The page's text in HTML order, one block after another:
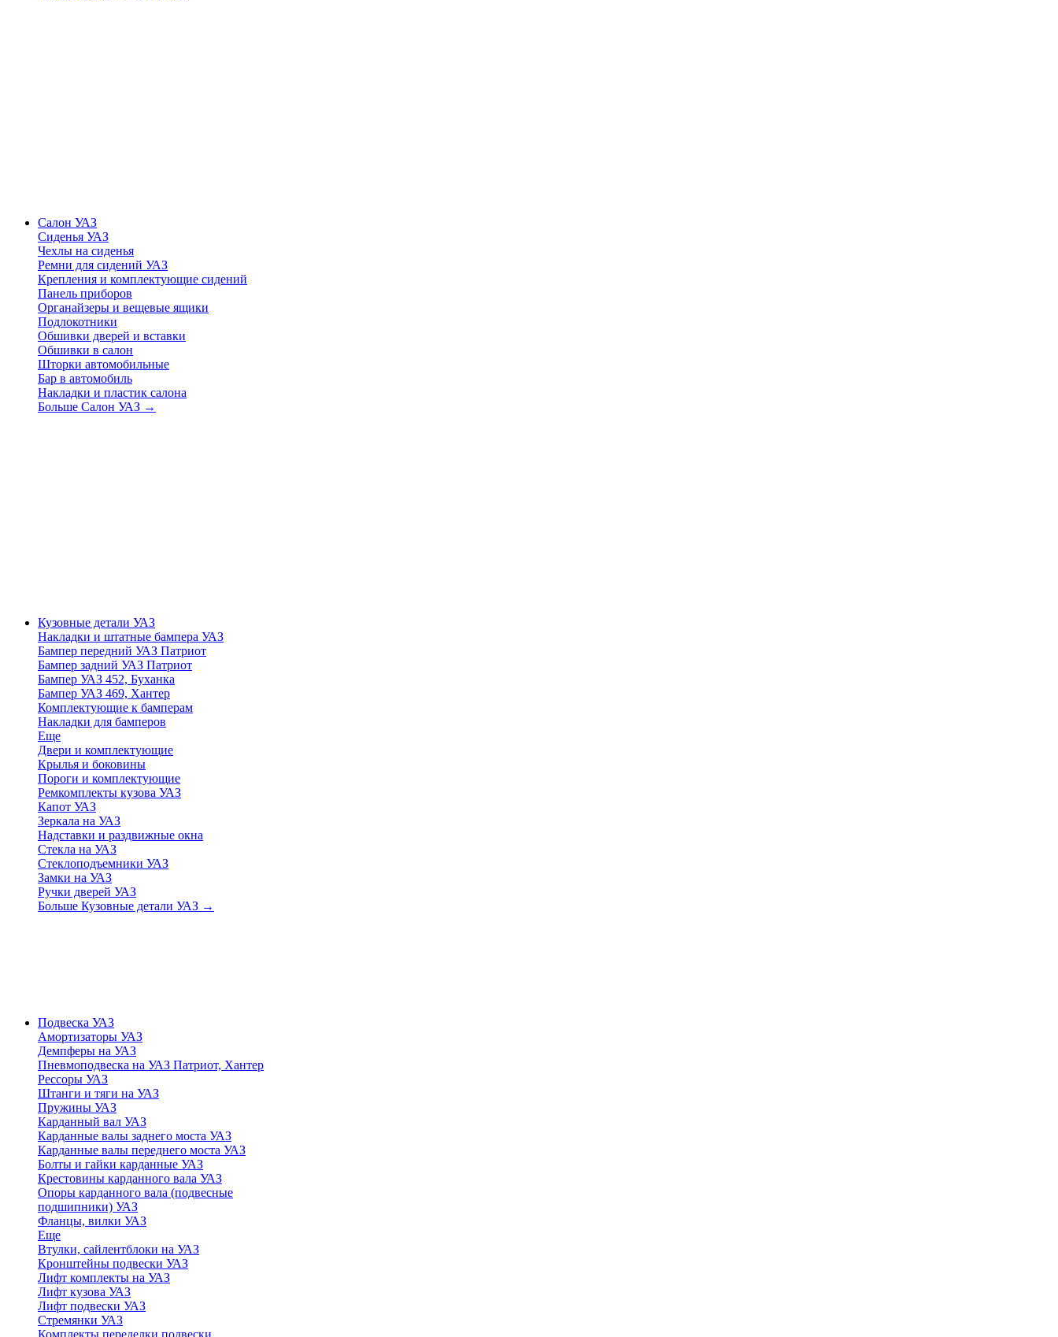
Салон УАЗ
Сиденья УАЗ
Чехлы на сиденья
Ремни для сидений УАЗ
Крепления и комплектующие сидений
Панель приборов
Органайзеры и вещевые ящики
Подлокотники
Обшивки дверей и вставки
Обшивки в салон
Шторки автомобильные
Бар в автомобиль
Накладки и пластик салона
Больше Салон УАЗ →
Кузовные детали УАЗ
Накладки и штатные бампера УАЗ
Бампер передний УАЗ Патриот
Бампер задний УАЗ Патриот
Бампер УАЗ 452, Буханка
Бампер УАЗ 469, Хантер
Комплектующие к бамперам
Накладки для бамперов
Еще
Двери и комплектующие
Крылья и боковины
Пороги и комплектующие
Ремкомплекты кузова УАЗ
Капот УАЗ
Зеркала на УАЗ
Надставки и раздвижные окна
Стекла на УАЗ
Стеклоподъемники УАЗ
Замки на УАЗ
Ручки дверей УАЗ
Больше Кузовные детали УАЗ →
Подвеска УАЗ
Амортизаторы УАЗ
Демпферы на УАЗ
Пневмоподвеска на УАЗ Патриот, Хантер
Рессоры УАЗ
Штанги и тяги на УАЗ
Пружины УАЗ
Карданный вал УАЗ
Карданные валы заднего моста УАЗ
Карданные валы переднего моста УАЗ
Болты и гайки карданные УАЗ
Крестовины карданного вала УАЗ
Опоры карданного вала (подвесные
подшипники) УАЗ
Фланцы, вилки УАЗ
Еще
Втулки, сайлентблоки на УАЗ
Кронштейны подвески УАЗ
Лифт комплекты на УАЗ
Лифт кузова УАЗ
Лифт подвески УАЗ
Стремянки УАЗ
Комплекты переделки подвески